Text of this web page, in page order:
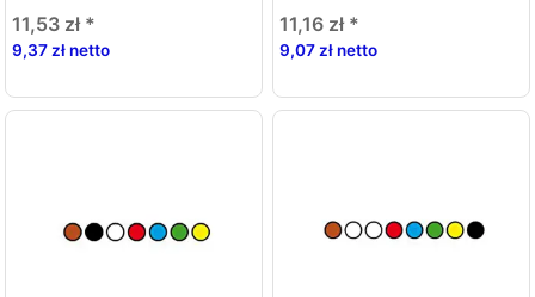
11,53 zł *
9,37 zł netto
11,16 zł *
9,07 zł netto